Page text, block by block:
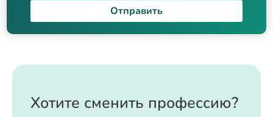
Отправить
Хотите сменить профессию?